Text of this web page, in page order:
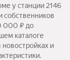
у станции 2146
собственников
000 ₽ до
каталоге
и